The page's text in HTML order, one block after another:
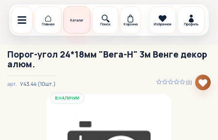
Главная
Каталог
Поиск
Корзина Избранное Профиль
Порог-угол 24*18мм "Вега-Н" 3м Венге декор
алюм.
(0)
арт. У43.44 (10шт.)
В НАЛИЧИИ